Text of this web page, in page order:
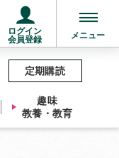
ログイン
会員登録
メニュー
趣味
教養・教育
定期購読